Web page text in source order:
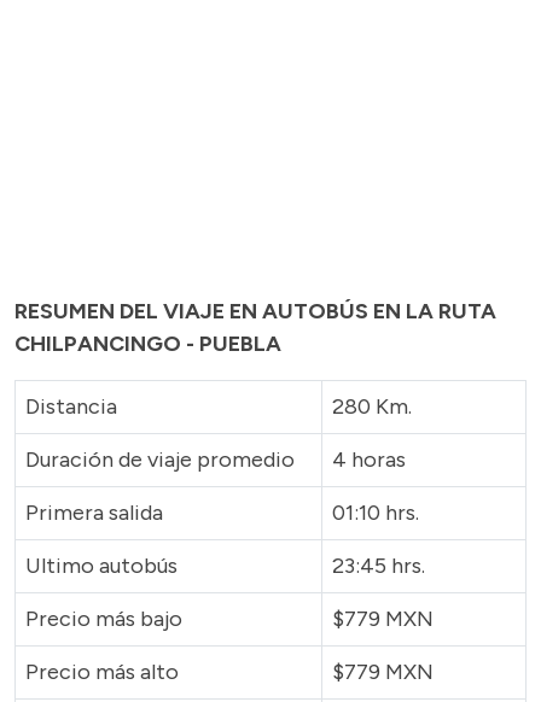
RESUMEN DEL VIAJE EN AUTOBÚS EN LA RUTA
CHILPANCINGO - PUEBLA
Distancia
280 Km.
Duración de viaje promedio
4 horas
Primera salida
01:10 hrs.
Ultimo autobús
23:45 hrs.
Precio más bajo
$779 MXN
Precio más alto
$779 MXN